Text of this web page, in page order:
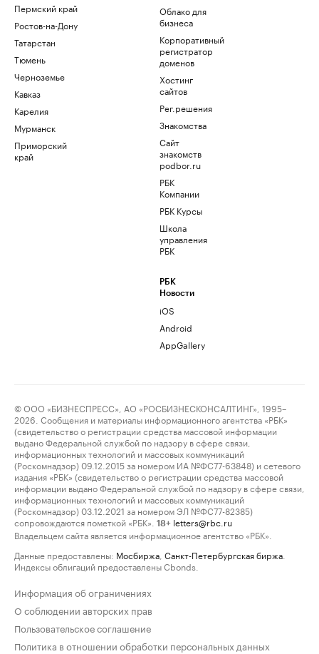
Пермский край
Ростов-на-Дону
Татарстан
Тюмень
Черноземье
Кавказ
Карелия
Мурманск
Приморский
край
Облако для
бизнеса
Корпоративный
регистратор
доменов
Хостинг
сайтов
Рег.решения
Знакомства
Сайт
знакомств
podbor.ru
РБК
Компании
РБК Курсы
Школа
управления
РБК
РБК
Новости
iOS
Android
AppGallery
© ООО «БИЗНЕСПРЕСС», АО «РОСБИЗНЕСКОНСАЛТИНГ», 1995–
2026. Сообщения и материалы информационного агентства «РБК»
(свидетельство о регистрации средства массовой информации
выдано Федеральной службой по надзору в сфере связи,
информационных технологий и массовых коммуникаций
(Роскомнадзор) 09.12.2015 за номером ИА №ФС77-63848) и сетевого
издания «РБК» (свидетельство о регистрации средства массовой
информации выдано Федеральной службой по надзору в сфере связи,
информационных технологий и массовых коммуникаций
(Роскомнадзор) 03.12.2021 за номером ЭЛ №ФС77-82385)
сопровождаются пометкой «РБК».
18+ letters@rbc.ru
Владельцем сайта является информационное агентство «РБК».
Данные предоставлены: Мосбиржа Санкт-Петербургская биржа
Индексы облигаций предоставлены Cbonds.
Информация об ограничениях
О соблюдении авторских прав
Пользовательское соглашение
Политика в отношении обработки персональных данных